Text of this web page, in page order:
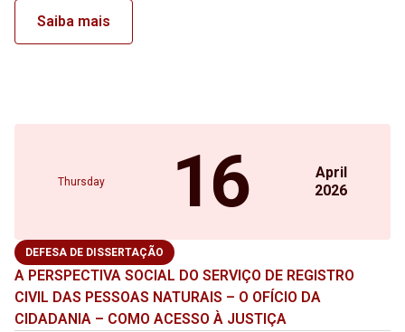
Saiba mais
Thursday 16
April
2026
DEFESA DE DISSERTAÇÃO
A PERSPECTIVA SOCIAL DO SERVIÇO DE REGISTRO
CIVIL DAS PESSOAS NATURAIS – O OFÍCIO DA
CIDADANIA – COMO ACESSO À JUSTIÇA